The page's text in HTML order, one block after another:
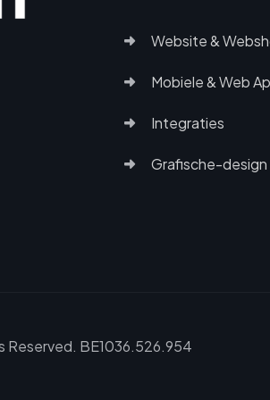
Website &
Mobiele & Web
Integraties
Grafische-design
Reserved. BE1036.526.954